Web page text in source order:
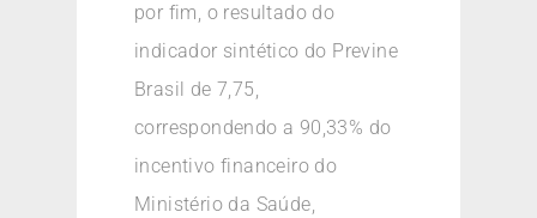
por fim, o resultado do
indicador sintético do Previne
Brasil de 7,75,
correspondendo a 90,33% do
incentivo financeiro do
Ministério da Saúde,